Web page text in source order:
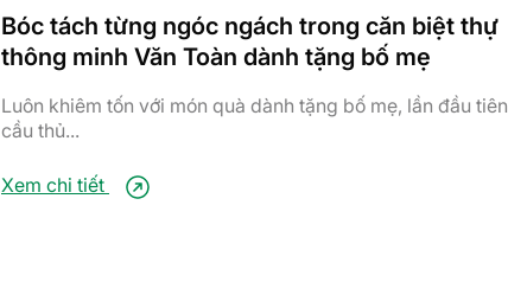
Bóc tách từng ngóc ngách trong căn biệt thự
thông minh Văn Toàn dành tặng bố mẹ
Luôn khiêm tốn với món quà dành tặng bố mẹ, lần đầu tiên
cầu thủ...
Xem chi tiết